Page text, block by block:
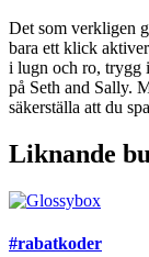
Det som verkligen
bara ett klick
i lugn och ro, trygg
på Seth and Sally.
säkerställa att du
Liknande
#rabatkoder